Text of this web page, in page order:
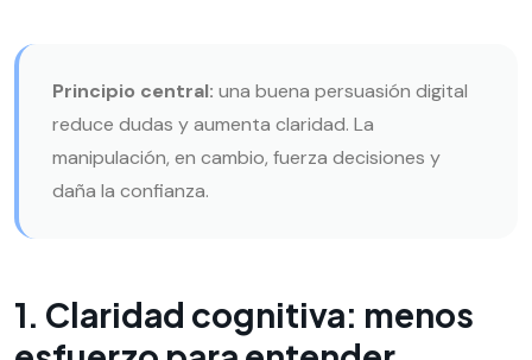
Principio central: una buena persuasión digital
reduce dudas y aumenta claridad. La
manipulación, en cambio, fuerza decisiones y
daña la confianza.
1. Claridad cognitiva: menos